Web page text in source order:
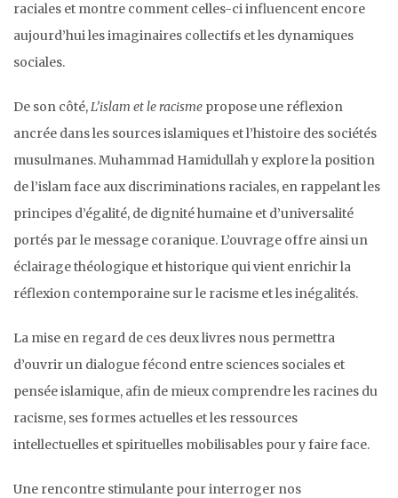
raciales et montre comment celles-ci influencent encore
aujourd’hui les imaginaires collectifs et les dynamiques
sociales.
De son côté, L’islam et le racisme propose une réflexion
ancrée dans les sources islamiques et l’histoire des sociétés
musulmanes. Muhammad Hamidullah y explore la position
de l’islam face aux discriminations raciales, en rappelant les
principes d’égalité, de dignité humaine et d’universalité
portés par le message coranique. L’ouvrage offre ainsi un
éclairage théologique et historique qui vient enrichir la
réflexion contemporaine sur le racisme et les inégalités.
La mise en regard de ces deux livres nous permettra
d’ouvrir un dialogue fécond entre sciences sociales et
pensée islamique, afin de mieux comprendre les racines du
racisme, ses formes actuelles et les ressources
intellectuelles et spirituelles mobilisables pour y faire face.
Une rencontre stimulante pour interroger nos